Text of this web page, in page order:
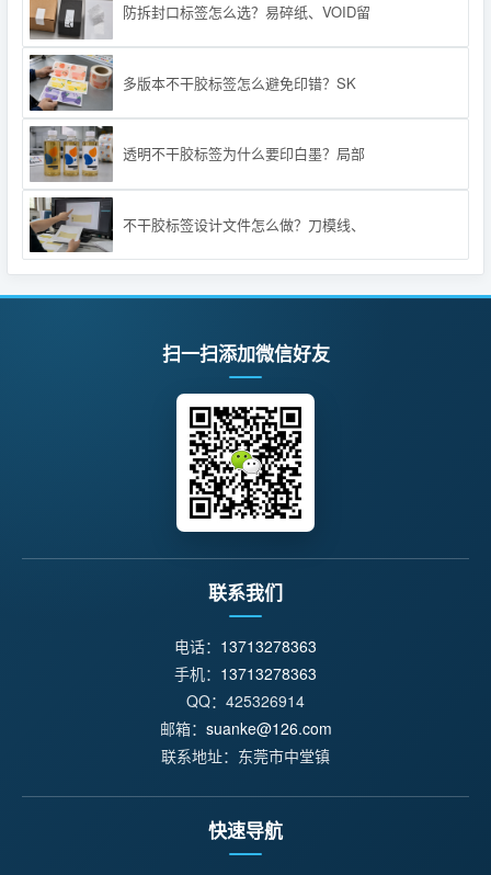
防拆封口标签怎么选？易碎纸、VOID留
多版本不干胶标签怎么避免印错？SK
透明不干胶标签为什么要印白墨？局部
不干胶标签设计文件怎么做？刀模线、
扫一扫添加微信好友
联系我们
电话： 13713278363
手机： 13713278363
QQ：425326914
邮箱： suanke@126.com
联系地址：东莞市中堂镇
快速导航